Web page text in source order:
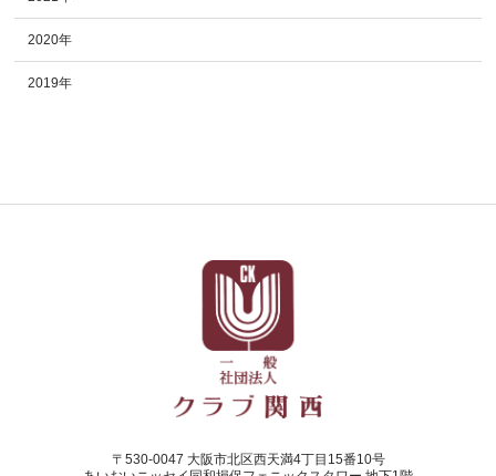
2020年
2019年
〒530-0047 大阪市北区西天満4丁目15番10号